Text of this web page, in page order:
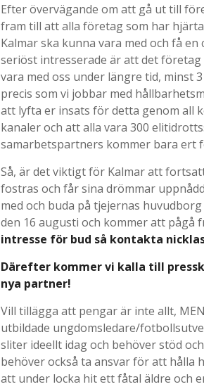
Efter övervägande om att gå ut till
fram till att alla företag som har
Kalmar ska kunna vara med och få
seriöst intresserade är att det
vara med oss under längre tid, minst
precis som vi jobbar med
att lyfta er insats för detta genom all
kanaler och att alla vara 300
samarbetspartners kommer bara ert
Så, är det viktigt för Kalmar att
fostras och får sina drömmar
med och buda på tjejernas
den 16 augusti och kommer att pågå
intresse för bud så kontakta
Därefter kommer vi kalla till
nya partner!
Vill tillägga att pengar är inte allt,
utbildade ungdomsledare/
sliter ideellt idag och behöver stöd
behöver också ta ansvar för att hålla
att under locka hit ett fåtal äldre och